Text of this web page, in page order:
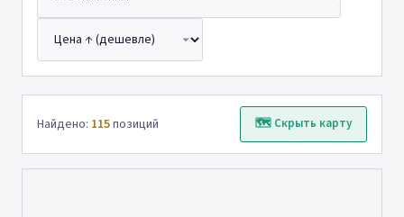
Найдено: 115позиций 🗺 Скрыть карту